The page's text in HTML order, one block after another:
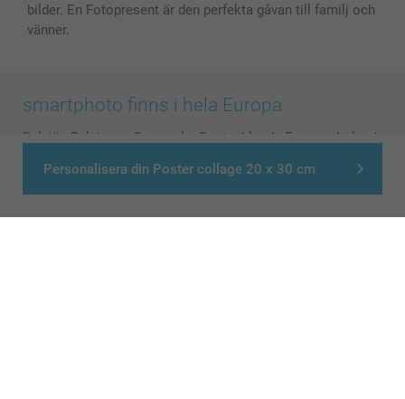
Personalisera din Poster collage 20 x 30 cm
bilder. En Fotopresent är den perfekta gåvan till familj och
vänner.
smartphoto finns i hela Europa
België Belgique Danmark Deutschland France
Ireland
Nederland - Norge Österreich Schweiz - Suisse